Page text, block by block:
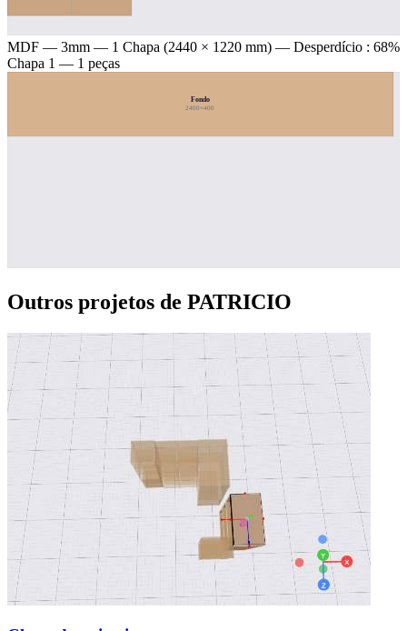
MDF — 3mm — 1 Chapa (2440 × 1220 mm) — Desperdício : 68%
Chapa 1 — 1 peças
Fondo
2400×400
Outros projetos de PATRICIO